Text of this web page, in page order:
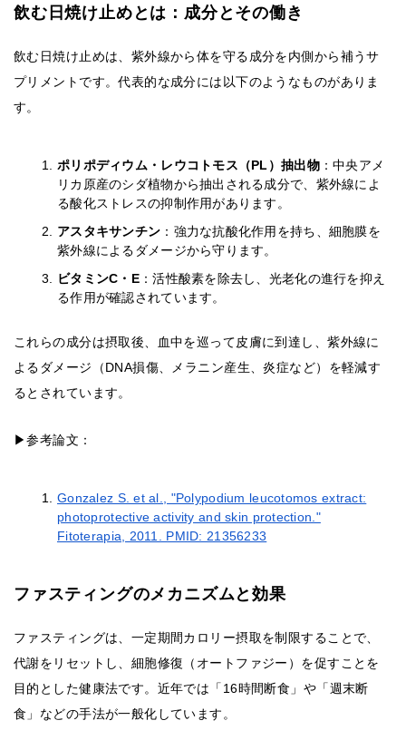
飲む日焼け止めとは：成分とその働き
飲む日焼け止めは、紫外線から体を守る成分を内側から補うサ
プリメントです。代表的な成分には以下のようなものがありま
す。
ポリポディウム・レウコトモス（PL）抽出物：中央アメ
リカ原産のシダ植物から抽出される成分で、紫外線によ
る酸化ストレスの抑制作用があります。
アスタキサンチン ：強力な抗酸化作用を持ち、細胞膜を
紫外線によるダメージから守ります。
ビタミンC・E：活性酸素を除去し、光老化の進行を抑え
る作用が確認されています。
これらの成分は摂取後、血中を巡って皮膚に到達し、紫外線に
よるダメージ（DNA損傷、メラニン産生、炎症など）を軽減す
るとされています。
▶参考論文：
Gonzalez S. et al., "Polypodium leucotomos extract:
photoprotective activity and skin protection."
Fitoterapia, 2011. PMID: 21356233
ファスティングのメカニズムと効果
ファスティングは、一定期間カロリー摂取を制限することで、
代謝をリセットし、細胞修復（オートファジー）を促すことを
目的とした健康法です。近年では「16時間断食」や「週末断
食」などの手法が一般化しています。